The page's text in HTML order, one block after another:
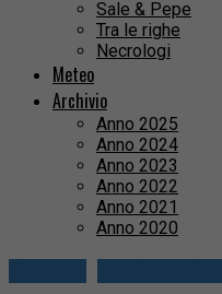
Sale & Pepe
Tra le righe
Necrologi
Meteo
Archivio
Anno 2025
Anno 2024
Anno 2023
Anno 2022
Anno 2021
Anno 2020